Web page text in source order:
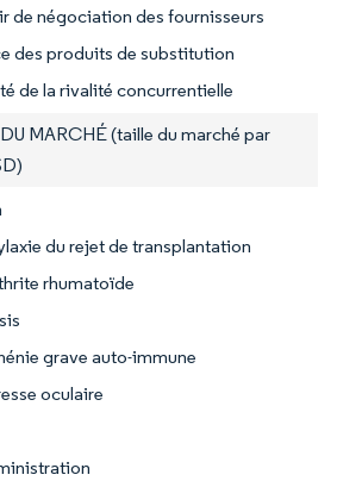
de négociation des fournisseurs
des produits de substitution
de la rivalité concurrentielle
MARCHÉ (taille du marché par
du rejet de transplantation
rhumatoïde
grave auto-immune
oculaire